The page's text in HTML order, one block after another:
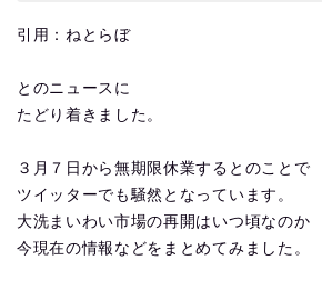
引用：ねとらぼ
とのニュースに
たどり着きました。
３月７日から無期限休業するとのことで
ツイッターでも騒然となっています。
大洗まいわい市場の再開はいつ頃なのか
今現在の情報などをまとめてみました。